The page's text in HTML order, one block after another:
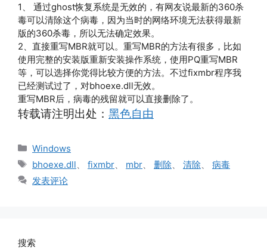
1、 通过ghost恢复系统是无效的，有网友说最新的360杀
毒可以清除这个病毒，因为当时的网络环境无法获得最新
版的360杀毒，所以无法确定效果。
2、直接重写MBR就可以。重写MBR的方法有很多，比如
使用完整的安装版重新安装操作系统，使用PQ重写MBR
等，可以选择你觉得比较方便的方法。不过fixmbr程序我
已经测试过了，对bhoexe.dll无效。
重写MBR后，病毒的残留就可以直接删除了。
转载请注明出处： 黑色自由
分
类
Windows
标
签
bhoexe.dll fixmbr mbr 删除 清除
病毒
发表评论
搜索